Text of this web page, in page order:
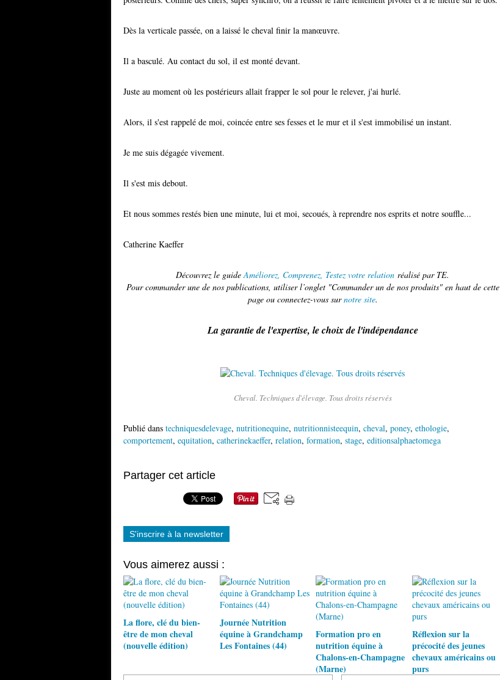
Dès la verticale passée, on a laissé le cheval finir la manœuvre.
Il a basculé. Au contact du sol, il est monté devant.
Juste au moment où les postérieurs allait frapper le sol pour le relever, j'ai hurlé.
Alors, il s'est rappelé de moi, coincée entre ses fesses et le mur et il s'est immobilisé un instant.
Je me suis dégagée vivement.
Il s'est mis debout.
Et nous sommes restés bien une minute, lui et moi, secoués, à reprendre nos esprits et notre souffle...
Catherine Kaeffer
Découvrez le guideAméliorez, Comprenez, Testez votre relation réalisé par TE.
Pour commander une de nos publications, utiliser l’onglet "Commander un de nos produits" en haut de cette
page ou connectez-vous surnotre site.
La garantie de l'expertise, le choix de l'indépendance
Cheval. Techniques d'élevage. Tous droits réservés
Publié dans techniquesdelevage, nutritionequine, nutritionnisteequin, cheval, poney, ethologie,
comportement, equitation, catherinekaeffer, relation, formation, stage, editionsalphaetomega
Partager cet article
S'inscrire à la newsletter
Vous aimerez aussi :
La flore, clé du bien-
être de mon cheval
(nouvelle édition)
Journée Nutrition
équine à Grandchamp
Les Fontaines (44)
Formation pro en
nutrition équine à
Chalons-en-Champagne
(Marne)
Réflexion sur la
précocité des jeunes
chevaux américains ou
purs